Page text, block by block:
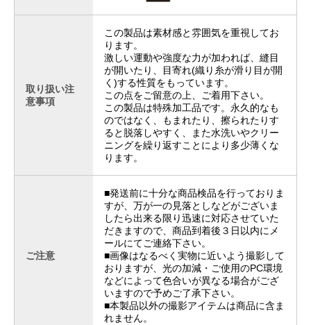
取り扱い注
意事項
この製品は素材感と雰囲気を重視してお
ります。
激しい運動や強度な力が加われば、縫目
が開いたり、目寄れ(織り糸が滑り目が開
く)する性質をもっています。
この点をご留意の上、ご着用下さい。
この製品は特殊加工品です。永久的なも
のではなく、もまれたり、擦られたりす
ると脱落しやすく、また水洗いやクリー
ニングを繰り返すことにより多少薄くな
ります。
ご注意
■発送前に十分な商品検品を行っておりま
すが、万が一の見落としなどがございま
したら出来る限り迅速に対応させていた
だきますので、商品到着後３日以内にメ
ールにてご連絡下さい。
■画像はなるべく実物に近いよう撮影して
おりますが、光の加減・ご使用のPC環境
などによって色合いが異なる場合がござ
いますので予めご了承下さい。
■本製品以外の撮影アイテムは商品に含ま
れません。